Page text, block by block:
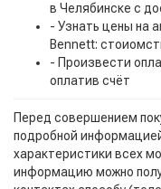
в Челябинске с
- Узнать цены на
Bennett:
- Произвести
оплатив счёт
Перед совершением
подробной
характеристики всех
информацию можно